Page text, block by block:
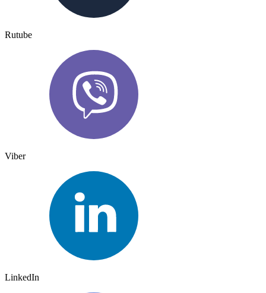
Rutube
Viber
LinkedIn